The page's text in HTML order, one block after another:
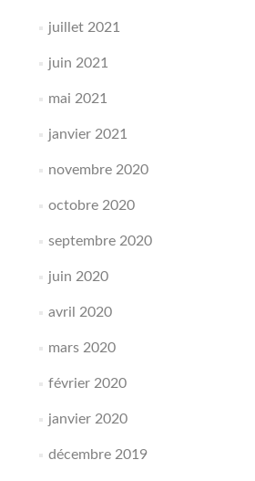
juillet 2021
juin 2021
mai 2021
janvier 2021
novembre 2020
octobre 2020
septembre 2020
juin 2020
avril 2020
mars 2020
février 2020
janvier 2020
décembre 2019